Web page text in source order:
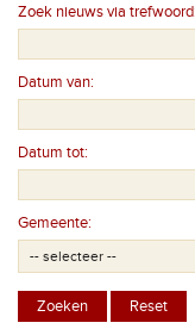
Zoek nieuws via trefwoord:
Datum van:
Datum tot:
Gemeente: